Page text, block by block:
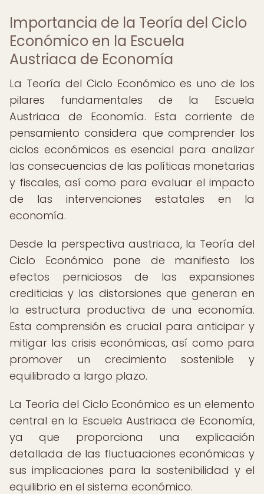
Importancia de la Teoría del Ciclo
Económico en la Escuela
Austriaca de Economía
La Teoría del Ciclo Económico es uno de los
pilares fundamentales de la Escuela
Austriaca de Economía. Esta corriente de
pensamiento considera que comprender los
ciclos económicos es esencial para analizar
las consecuencias de las políticas monetarias
y fiscales, así como para evaluar el impacto
de las intervenciones estatales en la
economía.
Desde la perspectiva austriaca, la Teoría del
Ciclo Económico pone de manifiesto los
efectos perniciosos de las expansiones
crediticias y las distorsiones que generan en
la estructura productiva de una economía.
Esta comprensión es crucial para anticipar y
mitigar las crisis económicas, así como para
promover un crecimiento sostenible y
equilibrado a largo plazo.
La Teoría del Ciclo Económico es un elemento
central en la Escuela Austriaca de Economía,
ya que proporciona una explicación
detallada de las fluctuaciones económicas y
sus implicaciones para la sostenibilidad y el
equilibrio en el sistema económico.